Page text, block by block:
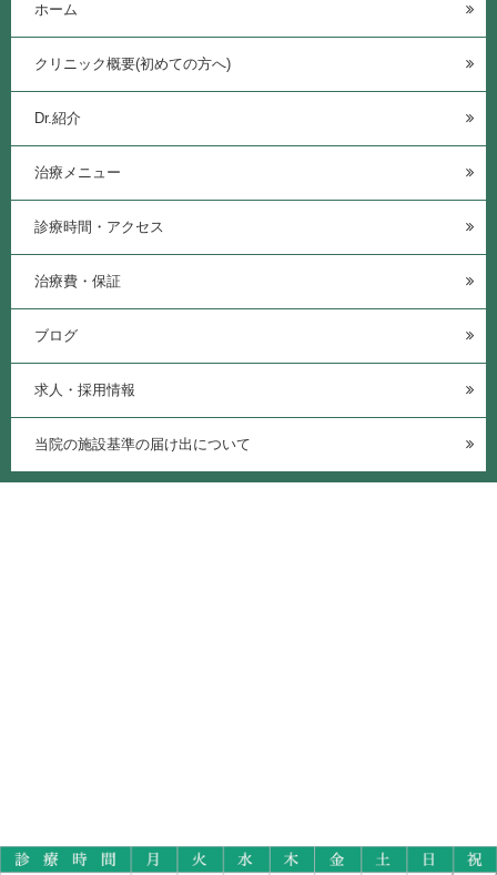
ホーム
クリニック概要(初めての方へ)
Dr.紹介
治療メニュー
診療時間・アクセス
治療費・保証
ブログ
求人・採用情報
当院の施設基準の届け出について